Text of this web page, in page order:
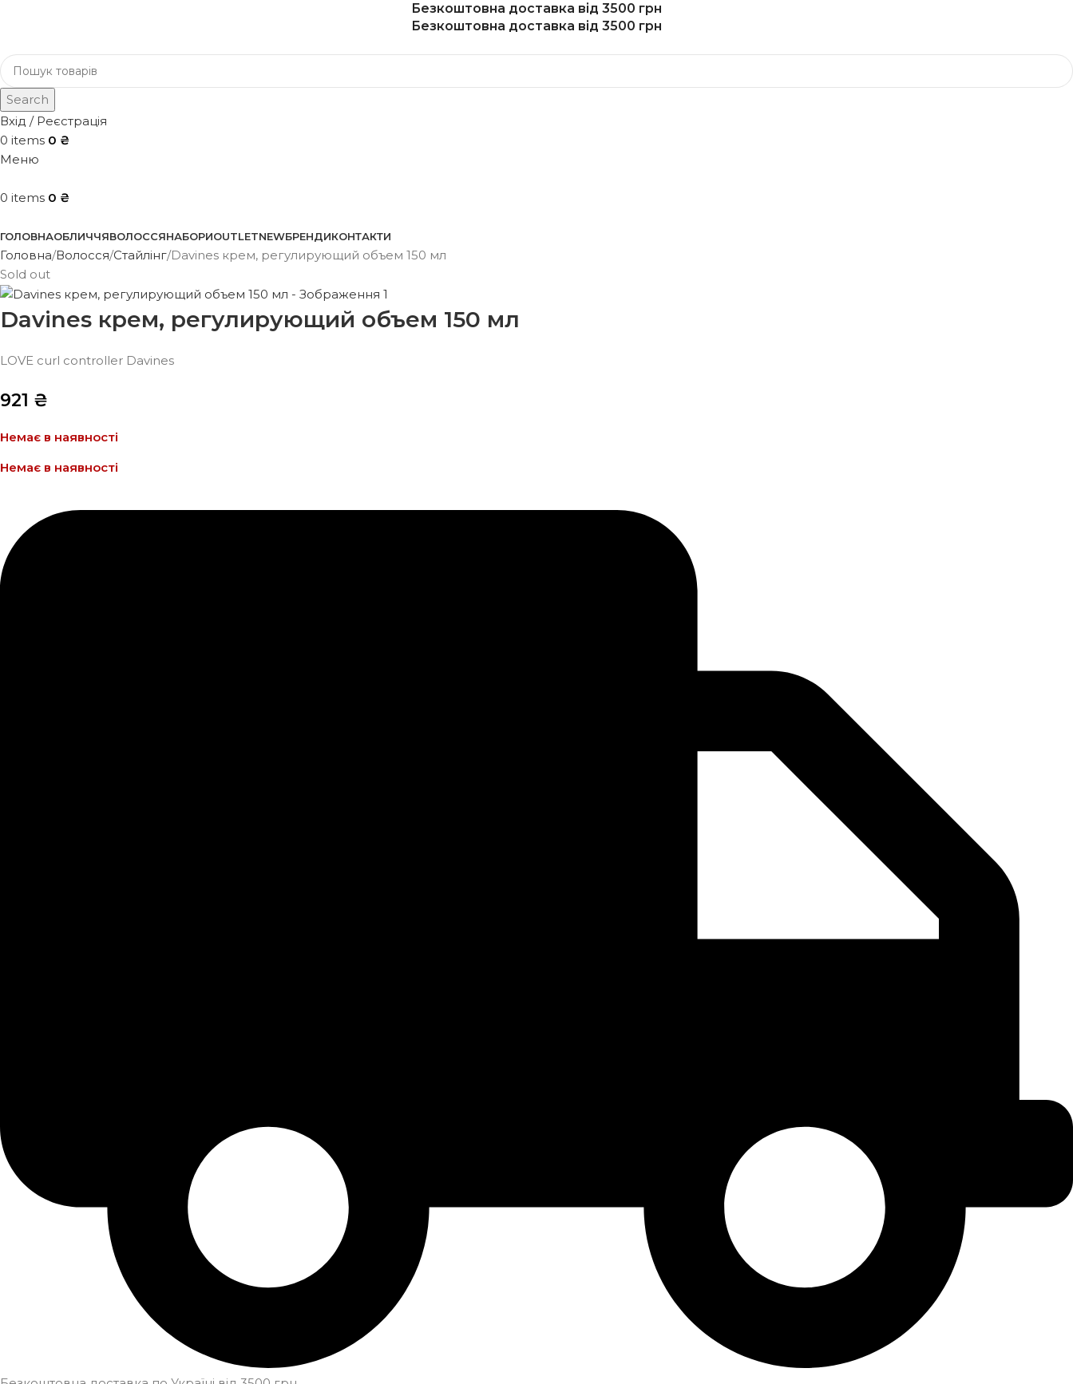
Безкоштовна доставка від 3500 грн
Безкоштовна доставка від 3500 грн
Search
Вхід / Реєстрація
0 items 0 ₴
Меню
0 items 0 ₴
ГОЛОВНАОБЛИЧЧЯВОЛОССЯНАБОРИOUTLETNEWБРЕНДИКОНТАКТИ
Головна Волосся Стайлінг Davines крем, регулирующий объем 150 мл
Sold out
Davines крем, регулирующий объем 150 мл
LOVE curl controller Davines
921 ₴
Немає в наявності
Немає в наявності